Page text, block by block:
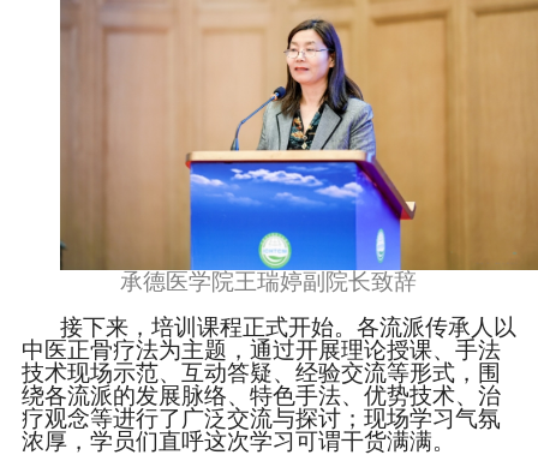
承德医学院王瑞婷副院长致辞
接下来，培训课程正式开始。各流派传承人以
中医正骨疗法为主题，通过开展理论授课、手法
技术现场示范、互动答疑、经验交流等形式，围
绕各流派的发展脉络、特色手法、优势技术、治
疗观念等进行了广泛交流与探讨；现场学习气氛
浓厚，学员们直呼这次学习可谓干货满满。